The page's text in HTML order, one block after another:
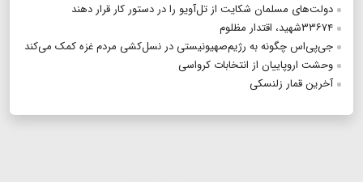
دولت‌های مسلمان شکایت از تل‌آویو را در دستور کار قرار دهند
۳۳۶۷۴شهید، اقتدار مظلوم
جی‌پی‌اس چگونه به‌ رژیم‌صهیونیستی در نسل‌کشی مردم غزه کمک می‌کند
وحشت اروپاییان از انتخابات کرواسی
آخرین قمار زلنسکی